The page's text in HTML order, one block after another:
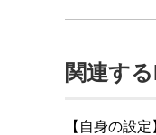
関連す
【自身の設